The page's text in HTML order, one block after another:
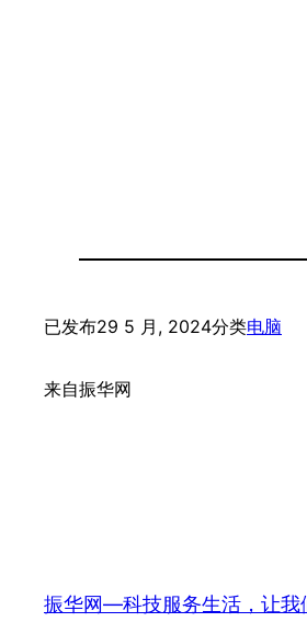
已发布29 5 月, 2024分类电脑
来自振华网
振华网—科技服务生活，让我